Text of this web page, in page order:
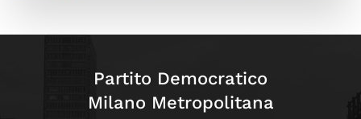
Partito Democratico
Milano Metropolitana